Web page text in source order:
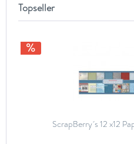
Topseller
ScrapBerry´s 12 x12